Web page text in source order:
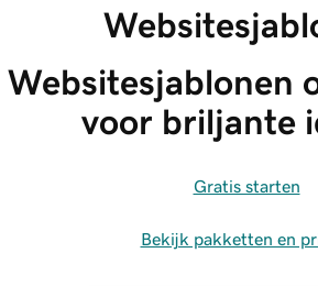
Websitesjablonen
voor briljante
Gratis starten
Bekijk pakketten en